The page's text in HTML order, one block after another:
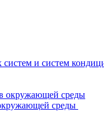
и систем
среды